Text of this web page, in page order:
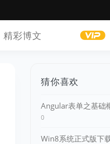
精彩博文
猜你喜欢
Angular表单之基础
0
Win8系统正式版下